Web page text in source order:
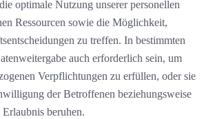
optimale Nutzung unserer personellen
Ressourcen sowie die Möglichkeit,
zu treffen. In bestimmten
auch erforderlich sein, um
Verpflichtungen zu erfüllen, oder sie
der Betroffenen beziehungsweise
beruhen.